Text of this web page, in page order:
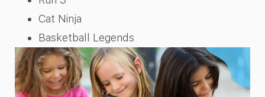
Cat Ninja
Basketball Legends